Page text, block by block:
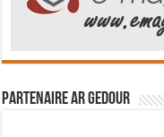
Partenaire Ar Gedour